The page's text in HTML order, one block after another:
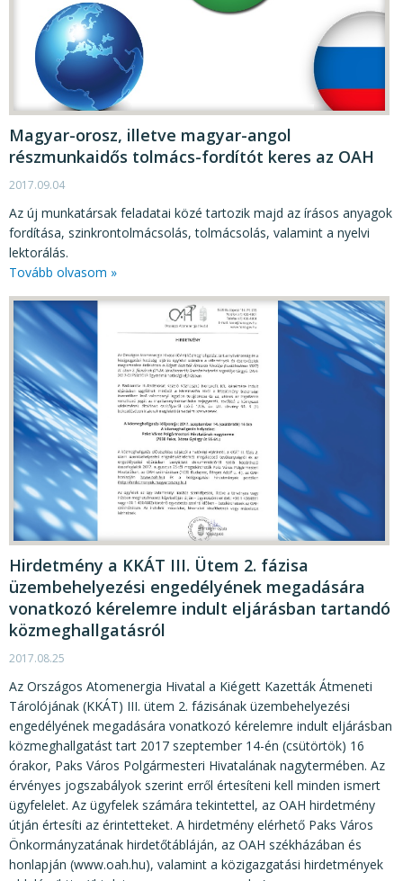
Magyar-orosz, illetve magyar-angol
részmunkaidős tolmács-fordítót keres az OAH
2017.09.04
Az új munkatársak feladatai közé tartozik majd az írásos anyagok
fordítása, szinkrontolmácsolás, tolmácsolás, valamint a nyelvi
lektorálás.
Tovább olvasom »
Hirdetmény a KKÁT III. Ütem 2. fázisa
üzembehelyezési engedélyének megadására
vonatkozó kérelemre indult eljárásban tartandó
közmeghallgatásról
2017.08.25
Az Országos Atomenergia Hivatal a Kiégett Kazetták Átmeneti
Tárolójának (KKÁT) III. ütem 2. fázisának üzembehelyezési
engedélyének megadására vonatkozó kérelemre indult eljárásban
közmeghallgatást tart 2017 szeptember 14-én (csütörtök) 16
órakor, Paks Város Polgármesteri Hivatalának nagytermében. Az
érvényes jogszabályok szerint erről értesíteni kell minden ismert
ügyfelelet. Az ügyfelek számára tekintettel, az OAH hirdetmény
útján értesíti az érintetteket. A hirdetmény elérhető Paks Város
Önkormányzatának hirdetőtábláján, az OAH székházában és
honlapján (www.oah.hu), valamint a közigazgatási hirdetmények